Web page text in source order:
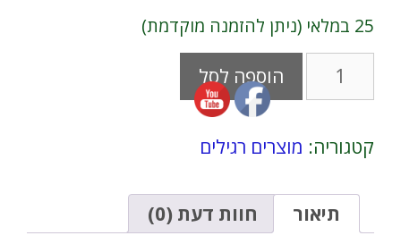
25 במלאי (ניתן להזמנה מוקדמת)
כמות
PCB
מודפס
איכותי
צדדים
להלחמה
או
הוספה לסל
t
i
v
קטגוריה: מוצרים רגילים
תיאור חוות דעת (0)